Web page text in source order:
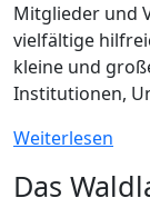
Mitglieder und
vielfältige
kleine und
Institutionen,
Weiterlesen
Das